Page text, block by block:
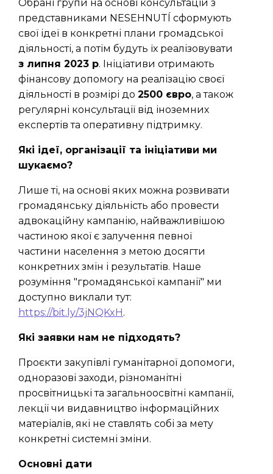
Обрані групи на основі консультацій з
представниками NESEHNUTÍ сформують
свої ідеї в конкретні плани громадської
діяльності, а потім будуть їх реалізовувати
з липня 2023 р. Ініціативи отримають
фінансову допомогу на реалізацію своєї
діяльності в розмірі до 2500 євро, а також
регулярні консультації від іноземних
експертів та оперативну підтримку.
Які ідеї, організації та ініціативи ми
шукаємо?
Лише ті, на основі яких можна розвивати
громадянську діяльність або провести
адвокаційну кампанію, найважливішою
частиною якої є залучення певної
частини населення з метою досягти
конкретних змін і результатів. Наше
розуміння "громадянської кампанії" ми
доступно виклали тут:
https://bit.ly/3jNQKxH.
Які заявки нам не підходять?
Проєкти закупівлі гуманітарної допомоги,
одноразові заходи, різноманітні
просвітницькі та загальноосвітні кампанії,
лекції чи видавництво інформаційних
матеріалів, які не ставлять собі за мету
конкретні системні зміни.
Основні дати